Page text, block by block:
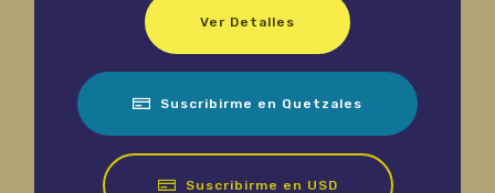
Ver Detalles
Suscribirme en Quetzales
Suscribirme en USD